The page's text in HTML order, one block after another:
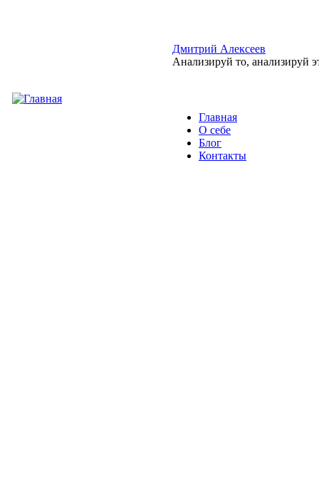
Дмитрий Алексеев
Анализируй то, анализируй
Главное меню
Главная
О себе
Блог
Контакты